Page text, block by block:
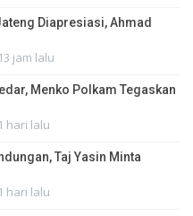
Diapresiasi, Ahmad
13 jam lalu
Menko Polkam Tegaskan
1 hari lalu
Taj Yasin Minta
1 hari lalu